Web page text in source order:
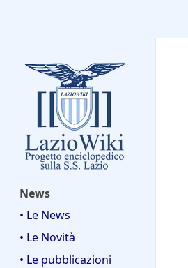
News
• Le News
• Le Novità
• Le pubblicazioni